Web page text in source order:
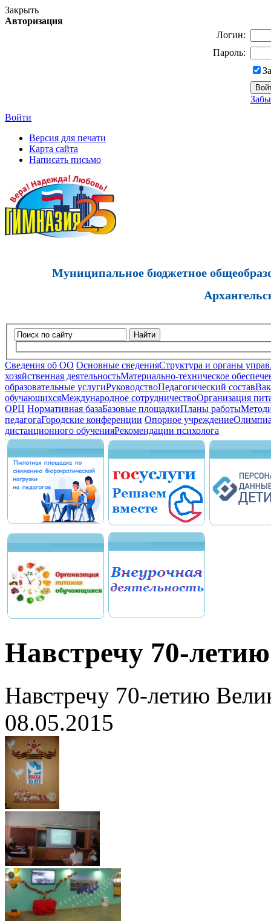
Закрыть
Авторизация
Логин:
Пароль:
Войти
Версия для печати
Карта сайта
Написать письмо
Муниципальное бюджетное
Найти
Сведения об ОО Основные сведенияСтруктура и органы
хозяйственная деятельностьМатериально-техническое
образовательные услугиРуководствоПедагогический состав
обучающихсяМеждународное сотрудничествоОрганизация
ОРЦ Нормативная базаБазовые площадкиПланы работы
педагогаГородские конференции Опорное учреждение
дистанционного обученияРекомендации психолога
Навстречу 70-
Навстречу 70-летию
08.05.2015